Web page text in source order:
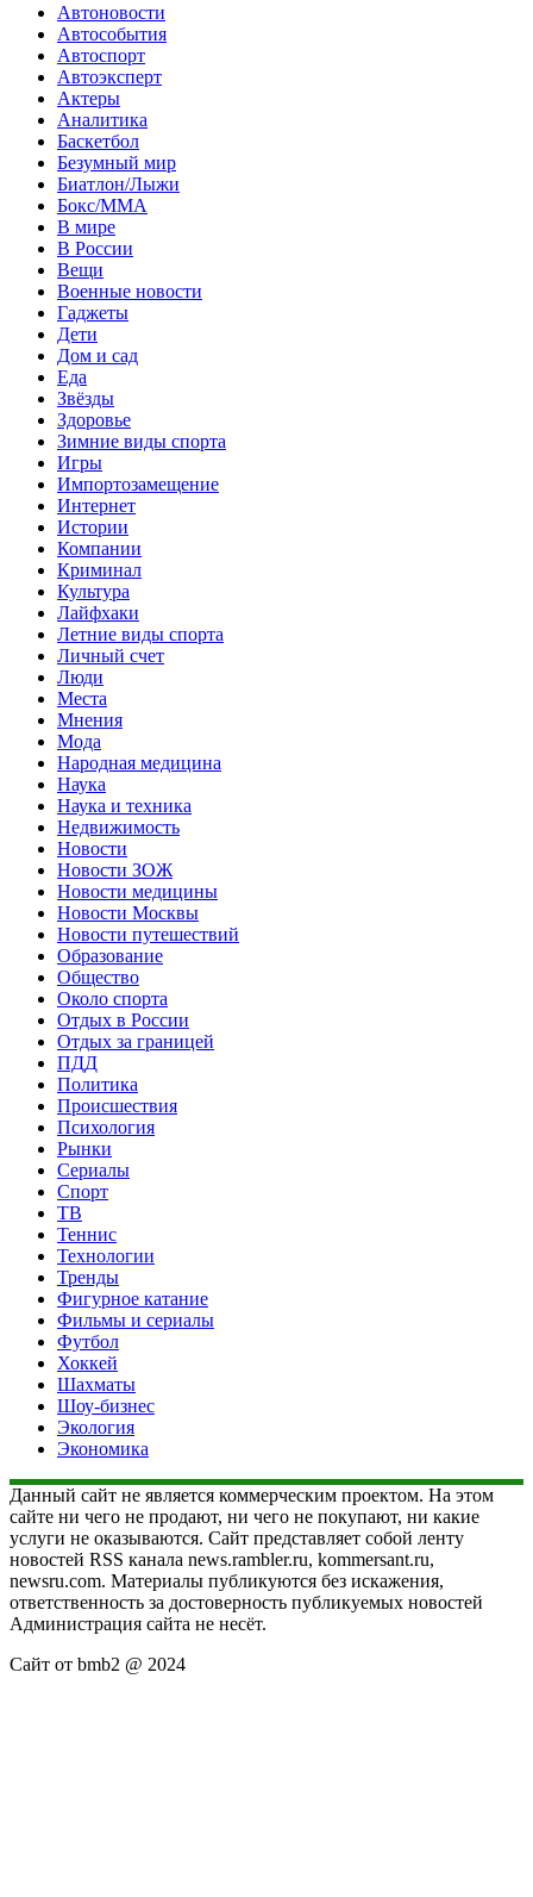
Автоновости
Автособытия
Автоспорт
Автоэксперт
Актеры
Аналитика
Баскетбол
Безумный мир
Биатлон/Лыжи
Бокс/MMA
В мире
В России
Вещи
Военные новости
Гаджеты
Дети
Дом и сад
Еда
Звёзды
Здоровье
Зимние виды спорта
Игры
Импортозамещение
Интернет
Истории
Компании
Криминал
Культура
Лайфхаки
Летние виды спорта
Личный счет
Люди
Места
Мнения
Мода
Народная медицина
Наука
Наука и техника
Недвижимость
Новости
Новости ЗОЖ
Новости медицины
Новости Москвы
Новости путешествий
Образование
Общество
Около спорта
Отдых в России
Отдых за границей
ПДД
Политика
Происшествия
Психология
Рынки
Сериалы
Спорт
ТВ
Теннис
Технологии
Тренды
Фигурное катание
Фильмы и сериалы
Футбол
Хоккей
Шахматы
Шоу-бизнес
Экология
Экономика
Данный сайт не является коммерческим проектом. На этом
сайте ни чего не продают, ни чего не покупают, ни какие
услуги не оказываются. Сайт представляет собой ленту
новостей RSS канала news.rambler.ru, kommersant.ru,
newsru.com. Материалы публикуются без искажения,
ответственность за достоверность публикуемых новостей
Администрация сайта не несёт.
Сайт от bmb2 @ 2024